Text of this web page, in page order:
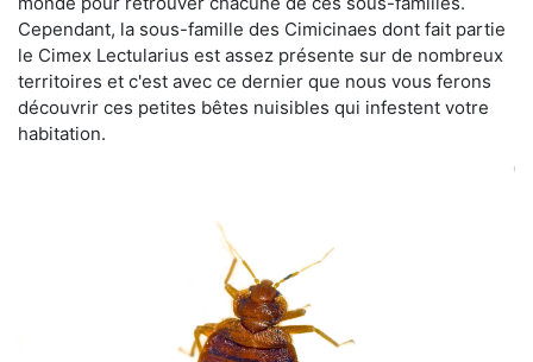
Cependant, la sous-famille des Cimicinaes dont fait partie
le Cimex Lectularius est assez présente sur de nombreux
territoires et c'est avec ce dernier que nous vous ferons
découvrir ces petites bêtes nuisibles qui infestent votre
habitation.